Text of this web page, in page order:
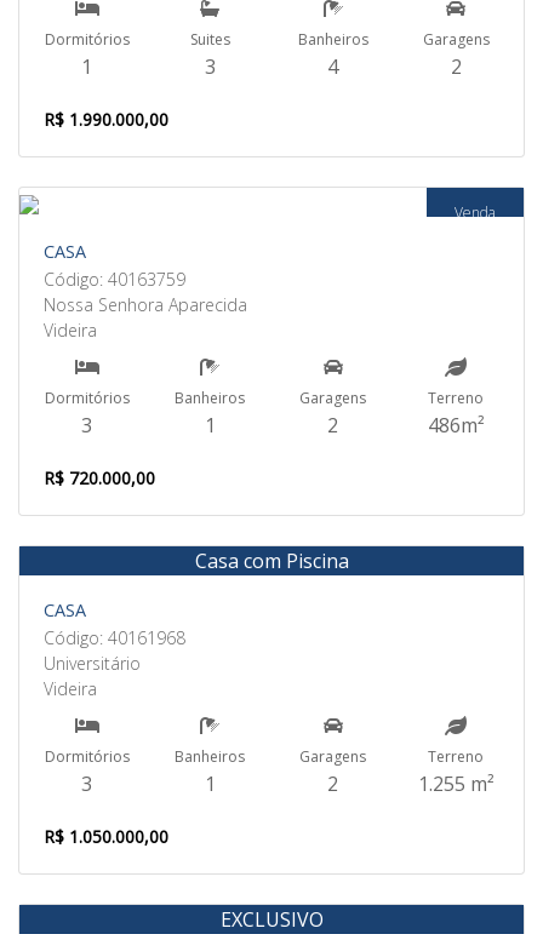
Dormitórios
1
Suites
3
Banheiros
4
Garagens
2
R$ 1.990.000,00
Venda
CASA
Código: 40163759
Nossa Senhora Aparecida
Videira
Dormitórios
3
Banheiros
1
Garagens
2
Terreno
486m²
R$ 720.000,00
Venda
Casa com Piscina
CASA
Código: 40161968
Universitário
Videira
Dormitórios
3
Banheiros
1
Garagens
2
Terreno
1.255 m²
R$ 1.050.000,00
Venda
EXCLUSIVO